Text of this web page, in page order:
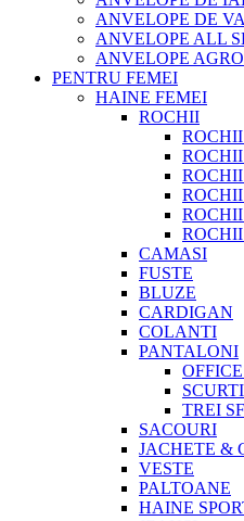
ANVELOPE DE
ANVELOPE ALL
ANVELOPE AGRO
PENTRU FEMEI
HAINE FEMEI
ROCHII
ROCHII
CAMASI
FUSTE
BLUZE
CARDIGAN
COLANTI
PANTALONI
TREI
SACOURI
JACHETE &
VESTE
PALTOANE
HAINE